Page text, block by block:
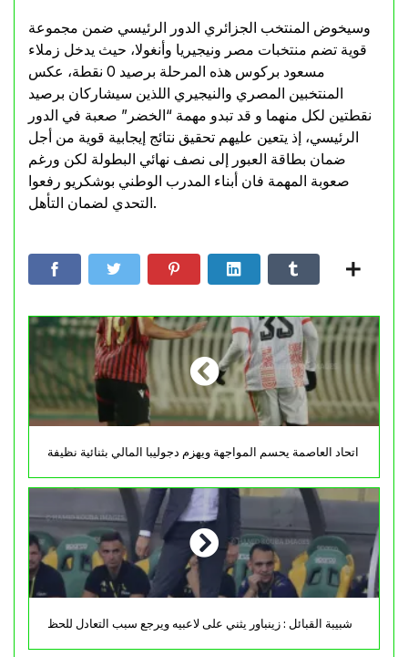
وسيخوض المنتخب الجزائري الدور الرئيسي ضمن مجموعة
قوية تضم منتخبات مصر ونيجيريا وأنغولا، حيث يدخل زملاء
مسعود بركوس هذه المرحلة برصيد 0 نقطة، عكس
المنتخبين المصري والنيجيري اللذين سيشاركان برصيد
نقطتين لكل منهما و قد تبدو مهمة “الخضر” صعبة في الدور
الرئيسي، إذ يتعين عليهم تحقيق نتائج إيجابية قوية من أجل
ضمان بطاقة العبور إلى نصف نهائي البطولة لكن ورغم
صعوبة المهمة فان أبناء المدرب الوطني بوشكريو رفعوا
التحدي لضمان التأهل.
اتحاد العاصمة يحسم المواجهة ويهزم دجوليبا المالي بثنائية نظيفة
شبيبة القبائل : زينباور يثني على لاعبيه ويرجع سبب التعادل للحظ